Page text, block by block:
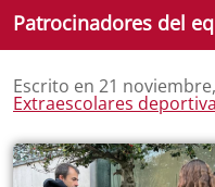
Patrocinadores del
Escrito en 21
Extraescolares